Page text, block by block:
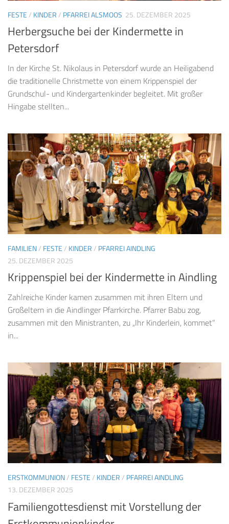
FESTE/ KINDER/ PFARREI ALSMOOS 25. DEZEMBER 2025
Herbergsuche bei der Kindermette in
Petersdorf
In der Kirche St. Nikolaus in Petersdorf wurde an Heiligabend
die traditionelle Christmette von einem Krippenspiel der
Grundschul- und Kindergartenkinder begleitet. Mit großer
Hingabe stellten...
FAMILIEN/ FESTE/ KINDER/ PFARREI AINDLING
25. DEZEMBER 2025
Krippenspiel bei der Kindermette in Aindling
Zahlreiche Kinder kamen zusammen mit ihren Eltern und
Großeltern in die Aindlinger Pfarrkirche. Pfarrer Babu zog,
zusammen mit den Ministranten, zu „Ihr Kinderlein, kommet“
in...
ERSTKOMMUNION/ FESTE/ KINDER/ PFARREI AINDLING
13. DEZEMBER 2025
Familiengottesdienst mit Vorstellung der